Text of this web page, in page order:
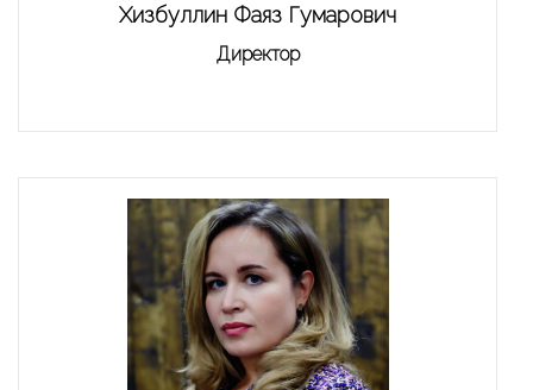
Хизбуллин Фаяз Гумарович
Директор